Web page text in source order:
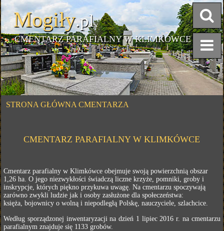
Mogiły.pl
CMENTARZ PARAFIALNY W KLIMKÓWCE
STRONA GŁÓWNA CMENTARZA
CMENTARZ PARAFIALNY W KLIMKÓWCE
Cmentarz parafialny w Klimkówce obejmuje swoją powierzchnią obszar
1,26 ha. O jego niezwykłości świadczą liczne krzyże, pomniki, groby i
inskrypcje, których piękno przykuwa uwagę. Na cmentarzu spoczywają
zarówno zwykli ludzie jak i osoby zasłużone dla społeczeństwa:
księża, bojownicy o wolną i niepodległą Polskę, nauczyciele, szlachcice.
Według sporządzonej inwentaryzacji na dzień 1 lipiec 2016 r. na cmentarzu
parafialnym znajduje się 1133 grobów.